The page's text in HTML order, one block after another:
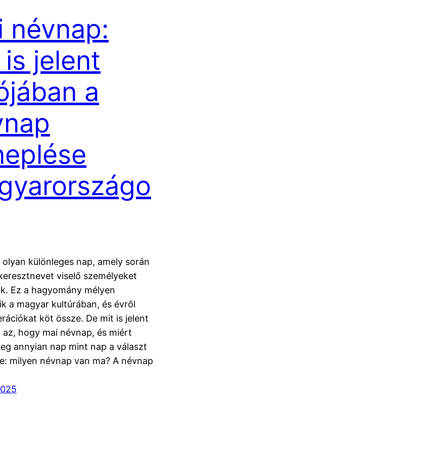
névnap:
jelent
a
olyan különleges nap, amely során
viselő személyeket
Ez a hagyomány mélyen
a magyar kultúrában, és évről
köt össze. De mit is jelent
hogy mai névnap, és miért
annyian nap mint nap a választ
milyen névnap van ma? A névnap